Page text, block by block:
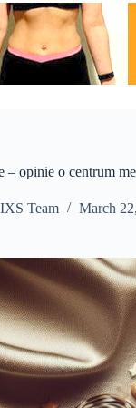
– opinie o centrum
IXS Team March